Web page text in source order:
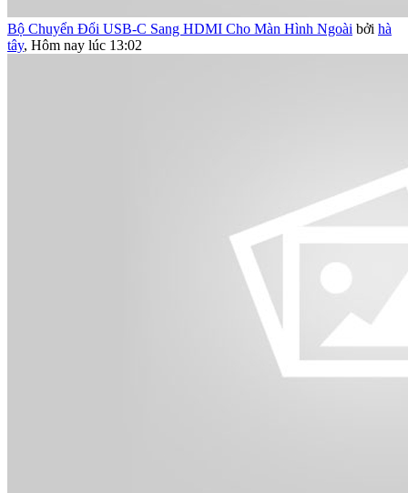
Bộ Chuyển Đổi USB-C Sang HDMI Cho Màn Hình Ngoài bởi hà
tây, Hôm nay lúc 13:02